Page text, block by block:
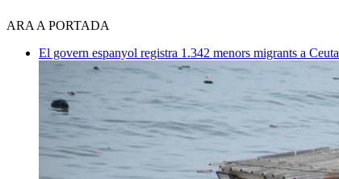
ARA A PORTADA
El govern espanyol registra 1.342 menors migrants a Ceuta